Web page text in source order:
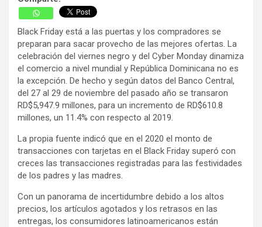
Black Friday está a las puertas y los compradores se
preparan para sacar provecho de las mejores ofertas. La
celebración del viernes negro y del Cyber Monday dinamiza
el comercio a nivel mundial y República Dominicana no es
la excepción. De hecho y según datos del Banco Central,
del 27 al 29 de noviembre del pasado año se transaron
RD$5,947.9 millones, para un incremento de RD$610.8
millones, un 11.4% con respecto al 2019.
La propia fuente indicó que en el 2020 el monto de
transacciones con tarjetas en el Black Friday superó con
creces las transacciones registradas para las festividades
de los padres y las madres.
Con un panorama de incertidumbre debido a los altos
precios, los artículos agotados y los retrasos en las
entregas, los consumidores latinoamericanos están